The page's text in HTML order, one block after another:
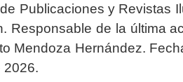
Publicaciones y Revistas
Responsable de la última
Mendoza Hernández.
2026.